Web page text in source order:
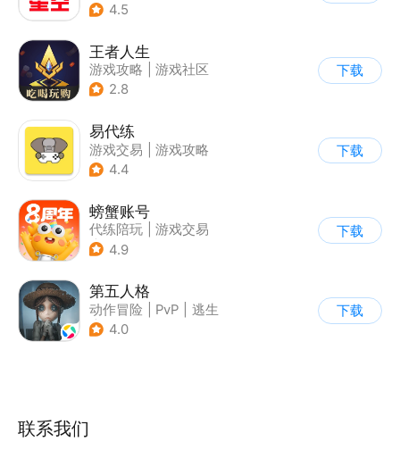
4.5
王者人生
游戏攻略
游戏社区
2.8
下载
易代练
游戏交易
游戏攻略
| 游戏社区
4.4
下载
螃蟹账号
代练陪玩
游戏交易
| 游戏社区
4.9
下载
第五人格
动作冒险 PvP
逃生
| 非对称竞技
4.0
下载
联系我们